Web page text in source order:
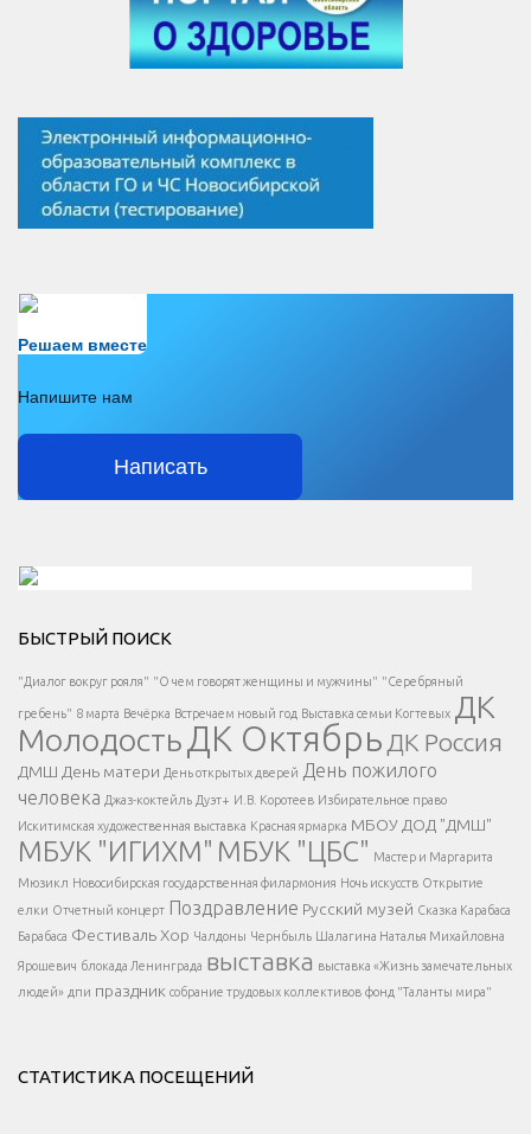
Решаем вместе
Напишите нам
Написать
Есть вопрос?
Напишите нам
</span >
Написать
</button >
</div >
</div > </div >
БЫСТРЫЙ ПОИСК
"Диалог вокруг рояля" "О чем говорят женщины и мужчины" "Серебряный
гребень" 8 марта Вечёрка Встречаем новый год Выставка семьи Когтевых ДК
МолодостьДК Октябрь ДК Россия
ДМШ День матери День открытых дверей День пожилого
человека Джаз-коктейль Дуэт+ И.В. Коротеев Избирательное право
Искитимская художественная выставка Красная ярмарка МБОУ ДОД "ДМШ"
МБУК "ИГИХМ" МБУК "ЦБС" Мастер и Маргарита
Мюзикл Новосибирская государственная филармония Ночь искусств Открытие
елки Отчетный концерт Поздравление Русский музей Сказка Карабаса
Барабаса Фестиваль Хор Чалдоны Чернбыль Шалагина Наталья Михайловна
Ярошевич блокада Ленинграда выставка выставка «Жизнь замечательных
людей» дпи праздник собрание трудовых коллективов фонд "Таланты мира"
СТАТИСТИКА ПОСЕЩЕНИЙ